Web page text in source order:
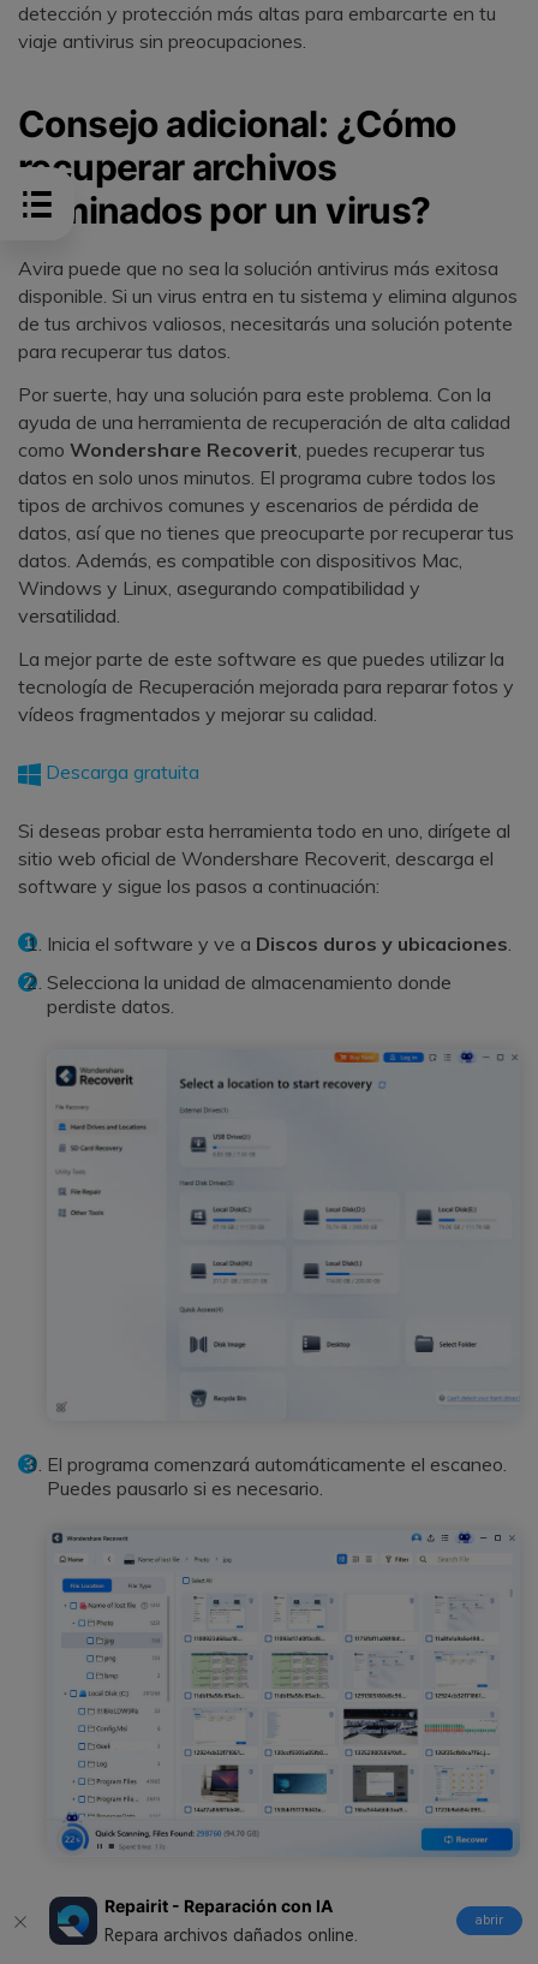
Repairit - Reparación con IA
Repara archivos dañados online.
abrir
detección y protección más altas para embarcarte en tu
viaje antivirus sin preocupaciones.
Consejo adicional: ¿Cómo
recuperar archivos
eliminados por un virus?
Avira puede que no sea la solución antivirus más exitosa
disponible. Si un virus entra en tu sistema y elimina algunos
de tus archivos valiosos, necesitarás una solución potente
para recuperar tus datos.
Por suerte, hay una solución para este problema. Con la
ayuda de una herramienta de recuperación de alta calidad
como Wondershare Recoverit , puedes recuperar tus
datos en solo unos minutos. El programa cubre todos los
tipos de archivos comunes y escenarios de pérdida de
datos, así que no tienes que preocuparte por recuperar tus
datos. Además, es compatible con dispositivos Mac,
Windows y Linux, asegurando compatibilidad y
versatilidad.
La mejor parte de este software es que puedes utilizar la
tecnología de Recuperación mejorada para reparar fotos y
vídeos fragmentados y mejorar su calidad.
Descarga gratuita
Si deseas probar esta herramienta todo en uno, dirígete al
sitio web oficial de Wondershare Recoverit, descarga el
software y sigue los pasos a continuación:
Inicia el software y ve a Discos duros y ubicaciones.
Selecciona la unidad de almacenamiento donde
perdiste datos.
El programa comenzará automáticamente el escaneo.
Puedes pausarlo si es necesario.
Puedes filtrar los resultados por tipo de archivo y
tamaño.